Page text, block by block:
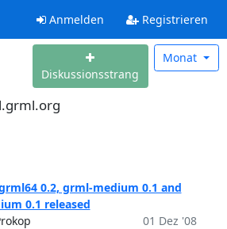
Anmelden Registrieren
Diskussionsstrang
Monat
0.2, grml-medium 0.1 and
0.1 released
01 Dez '08